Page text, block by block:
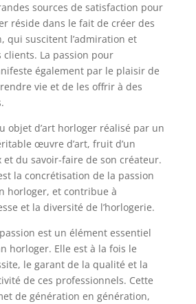
sources de satisfaction pour
réside dans le fait de créer des
qui suscitent l’admiration et
clients. La passion pour
également par le plaisir de
vie et de les offrir à des
objet d’art horloger réalisé par un
œuvre d’art, fruit d’un
du savoir-faire de son créateur.
la concrétisation de la passion
horloger, et contribue à
et la diversité de l’horlogerie.
est un élément essentiel
horloger. Elle est à la fois le
le garant de la qualité et la
de ces professionnels. Cette
de génération en génération,